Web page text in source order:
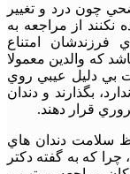
چون درد و تغيير
از مراجعه به
فرزندشان امتناع
که والدين معمولا
بي دليل عيبي روي
بگذارند و دندان
قرار دهند.
سلامت دندان هاي
که به گفته دکتر